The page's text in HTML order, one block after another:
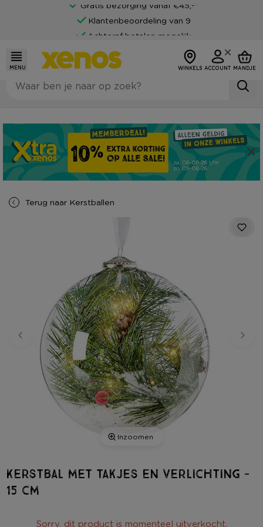
Gratis bezorging vanaf €45,-*
Klantenbeoordeling van 9
Achteraf betalen mogelijk
MENU WINKELS ACCOUNT MANDJE
Terug naar Kerstballen
Inzoomen
Kerstbal met takjes en verlichting -
15 cm
Sorry, dit product is momenteel uitverkocht.